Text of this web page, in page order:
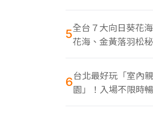
男，百款周邊買翻
5全台７大向日葵花
花海、金黃落羽松
同框
6台北最好玩「室內
園」！入場不限時
幕Switch遊戲區